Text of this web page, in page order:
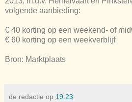
volgende aanbieding:
€ 40 korting op een weekend- of
€ 60 korting op een weekverblijf
Bron: Marktplaats
de redactie op 19:23